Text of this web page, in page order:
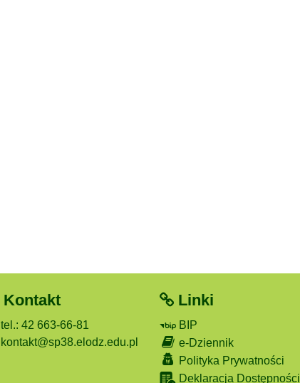
Kontakt
tel.: 42 663-66-81
kontakt@sp38.elodz.edu.pl
Linki
BIP
e-Dziennik
Polityka Prywatności
Deklaracja Dostępności